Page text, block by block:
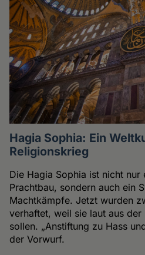
Hagia Sophia: Ein
Religionskrieg
Die Hagia Sophia ist nicht nur
Prachtbau, sondern auch ein
Machtkämpfe. Jetzt wurden
verhaftet, weil sie laut aus
sollen. „Anstiftung zu Hass
der Vorwurf.